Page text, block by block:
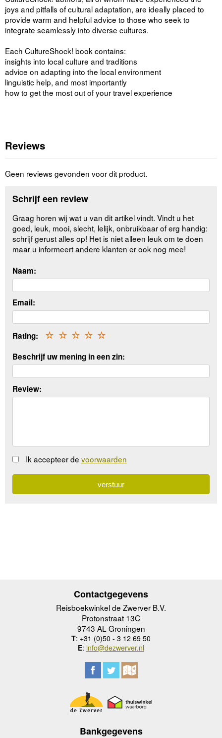
joys and pitfalls of cultural adaptation, are ideally placed to
provide warm and helpful advice to those who seek to
integrate seamlessly into diverse cultures.
Each CultureShock! book contains:
insights into local culture and traditions
advice on adapting into the local environment
linguistic help, and most importantly
how to get the most out of your travel experience
Reviews
Geen reviews gevonden voor dit product.
Schrijf een review
Graag horen wij wat u van dit artikel vindt. Vindt u het
goed, leuk, mooi, slecht, lelijk, onbruikbaar of erg handig:
schrijf gerust alles op! Het is niet alleen leuk om te doen
maar u informeert andere klanten er ook nog mee!
Naam:
Email:
Rating: ☆
☆
☆
☆
☆
Beschrijf uw mening in een zin:
Review:
Ik accepteer de voorwaarden
Contactgegevens
Reisboekwinkel de Zwerver B.V.
Protonstraat 13C
9743 AL Groningen
T: +31 (0)50 - 3 12 69 50
E: info@dezwerver.nl
Bankgegevens